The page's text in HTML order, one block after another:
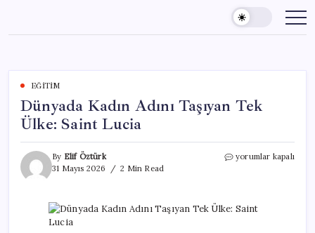
content
EĞITIM
Dünyada Kadın Adını Taşıyan Tek
Ülke: Saint Lucia
By Elif Öztürk
31 Mayıs 2026
2 Min Read
Dünyada
Tek
Ülke:
yorumlar kapalı